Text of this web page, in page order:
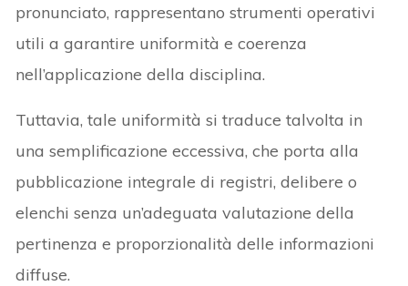
pronunciato, rappresentano strumenti operativi
utili a garantire uniformità e coerenza
nell’applicazione della disciplina.
Tuttavia, tale uniformità si traduce talvolta in
una semplificazione eccessiva, che porta alla
pubblicazione integrale di registri, delibere o
elenchi senza un’adeguata valutazione della
pertinenza e proporzionalità delle informazioni
diffuse.